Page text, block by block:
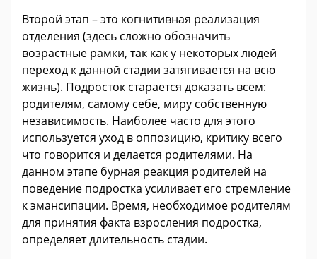
Второй этап – это когнитивная реализация
отделения (здесь сложно обозначить
возрастные рамки, так как у некоторых людей
переход к данной стадии затягивается на всю
жизнь). Подросток старается доказать всем:
родителям, самому себе, миру собственную
независимость. Наиболее часто для этого
используется уход в оппозицию, критику всего
что говорится и делается родителями. На
данном этапе бурная реакция родителей на
поведение подростка усиливает его стремление
к эмансипации. Время, необходимое родителям
для принятия факта взросления подростка,
определяет длительность стадии.